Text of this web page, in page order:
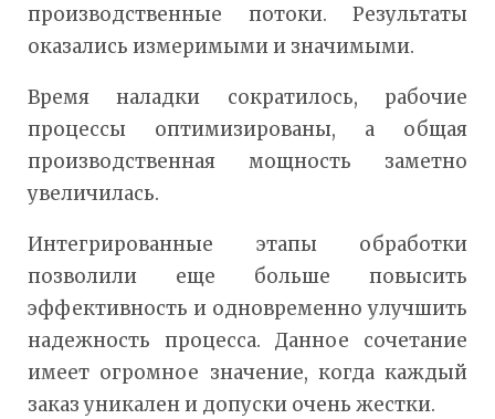
производственные потоки. Результаты
оказались измеримыми и значимыми.
Время наладки сократилось, рабочие
процессы оптимизированы, а общая
производственная мощность заметно
увеличилась.
Интегрированные этапы обработки
позволили еще больше повысить
эффективность и одновременно улучшить
надежность процесса. Данное сочетание
имеет огромное значение, когда каждый
заказ уникален и допуски очень жестки.